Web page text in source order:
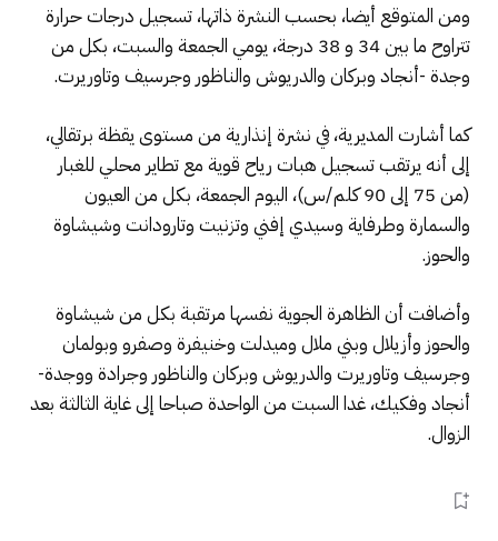
ومن المتوقع أيضا، بحسب النشرة ذاتها، تسجيل درجات حرارة
تتراوح ما بين 34 و 38 درجة، يومي الجمعة والسبت، بكل من
وجدة -أنجاد وبركان والدريوش والناظور وجرسيف وتاوريرت.
كما أشارت المديرية، في نشرة إنذارية من مستوى يقظة برتقالي،
إلى أنه يرتقب تسجيل هبات رياح قوية مع تطاير محلي للغبار
(من 75 إلى 90 كلم/س)، اليوم الجمعة، بكل من العيون
والسمارة وطرفاية وسيدي إفني وتزنيت وتارودانت وشيشاوة
والحوز.
وأضافت أن الظاهرة الجوية نفسها مرتقبة بكل من شيشاوة
والحوز وأزيلال وبني ملال وميدلت وخنيفرة وصفرو وبولمان
وجرسيف وتاوريرت والدريوش وبركان والناظور وجرادة ووجدة-
أنجاد وفكيك، غدا السبت من الواحدة صباحا إلى غاية الثالثة بعد
الزوال.